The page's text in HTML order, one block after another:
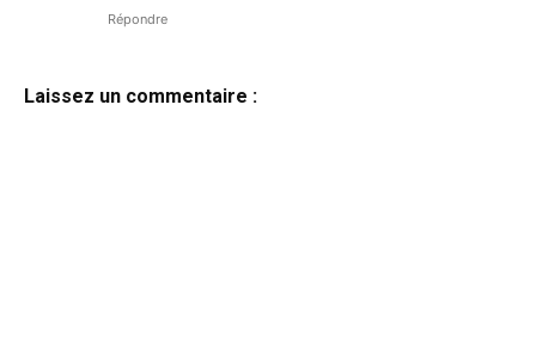
Répondre
Laissez un commentaire :